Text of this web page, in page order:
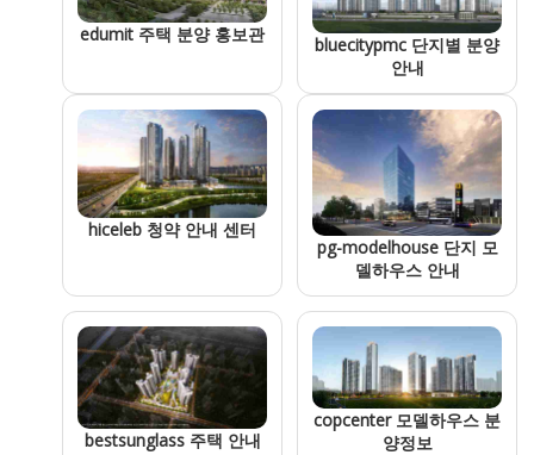
edumit 주택 분양 홍보관
bluecitypmc 단지별 분양
안내
hiceleb 청약 안내 센터
pg-modelhouse 단지 모
델하우스 안내
bestsunglass 주택 안내
copcenter 모델하우스 분
양정보